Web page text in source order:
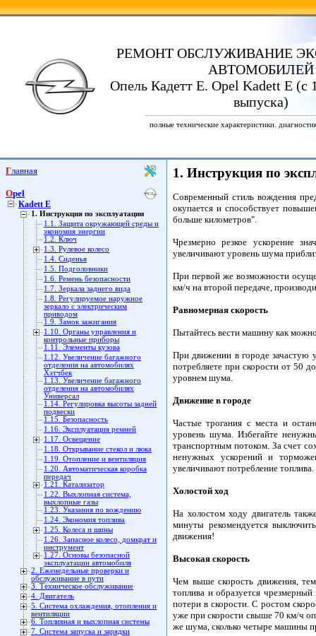
РЕМОНТ ОБСЛУЖИВАНИЕ
АВТОМОБИЛЕЙ
Опель Кадетт Е. Opel Kadett E (с
выпуска)
полные технические характеристики.
Главная
Opel
Kadett E
1. Инструкция по эксплуатации
1.1. Защита окружающей среды и
экономия энергии
1.2. Ключ
1.3. Рулевое колесо
1.4. Сиденья
1.5. Подголовники
1.6. Ремень безопасности
1.7. Зеркала заднего вида
1.8. Регулируемое наружное
зеркало с электрическим
приводом
1.9. Замок зажигания
1.10. Органы управления и
контрольные приборы
1.11. Элементы кузова
1.12. Увеличение багажного
отделения на автомобилях
Хэтчбек
1.13. Увеличение багажного
отделения на автомобилях
Универсал
1.14. Регулировка высоты задней
подвески
1.15. Безопасность
1.16. Эксплуатация ремней
1.17. Освещение
1.18. Открывание стекол и люка
1.19. Отопление и вентиляция
1.20. Автоматическая коробка
передач
1.21. Катализатор
1.22. Выхлопная система,
выхлопные газы
1.23. Указания по вождению
1.24. Экономия топлива
1.25. Колеса и шины
1.26. Запасное колесо, домкрат и
инструмент
1.27. Основы безопасной
эксплуатации автомобиля
2. Еженедельные проверки и
обслуживание в пути
3. Техническое обслуживание
4. Двигатель
5. Система охлаждения, отопления и
вентиляции
6. Топливная и выхлопная системы
7. Система запуска и зарядки
1. Инструкция по
Современный стиль вождения
окупается и способствует
больше километров".
Чрезмерно резкое ускорение
увеличивают уровень шума
При первой же возможности
км/ч на второй передаче,
Равномерная скорость
Пытайтесь вести машину как
При движении в городе
потребляете при скорости от 50
уровнем шума.
Движение в городе
Частые трогания с места и
уровень шума. Избегайте
транспортным потоком. За счет
ненужных ускорений и
увеличивают потребление
Холостой ход
На холостом ходу двигатель
минуты рекомендуется
движения!
Высокая скорость
Чем выше скорость движения,
топлива и образуется
потери в скорости. С ростом
уже при скорости свыше 70 км/ч
же шума, сколько четыре машины